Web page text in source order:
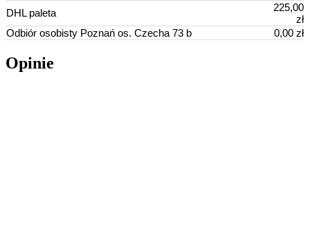
DHL paleta
225,00
zł
Odbiór osobisty Poznań os. Czecha 73 b
0,00 zł
Opinie